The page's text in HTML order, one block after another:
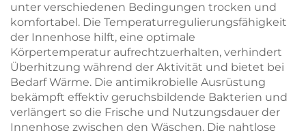
unter verschiedenen Bedingungen trocken und
komfortabel. Die Temperaturregulierungsfähigkeit
der Innenhose hilft, eine optimale
Körpertemperatur aufrechtzuerhalten, verhindert
Überhitzung während der Aktivität und bietet bei
Bedarf Wärme. Die antimikrobielle Ausrüstung
bekämpft effektiv geruchsbildende Bakterien und
verlängert so die Frische und Nutzungsdauer der
Innenhose zwischen den Wäschen. Die nahtlose